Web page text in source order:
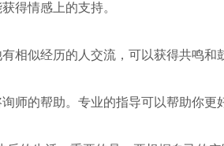
得情感上的支持。
相似经历的人交流，可以获得共鸣和
师的帮助。专业的指导可以帮助你更